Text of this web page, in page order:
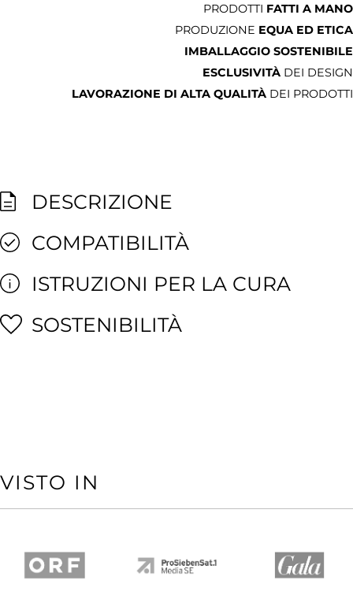
PRODOTTI FATTI A MANO
PRODUZIONE EQUA ED ETICA
IMBALLAGGIO SOSTENIBILE
ESCLUSIVITÀ DEI DESIGN
LAVORAZIONE DI ALTA QUALITÀ DEI PRODOTTI
DESCRIZIONE
COMPATIBILITÀ
ISTRUZIONI PER LA CURA
SOSTENIBILITÀ
VISTO IN